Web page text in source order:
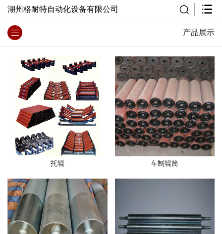
湖州格耐特自动化设备有限公司
产品展示
托辊 车制辊筒